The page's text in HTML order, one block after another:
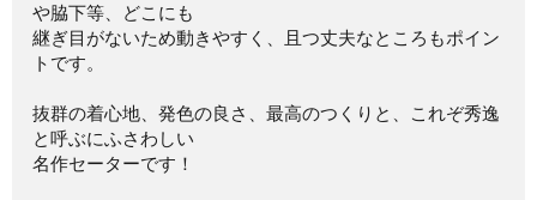
や脇下等、どこにも
継ぎ目がないため動きやすく、且つ丈夫なところもポイン
トです。
抜群の着心地、発色の良さ、最高のつくりと、これぞ秀逸
と呼ぶにふさわしい
名作セーターです！